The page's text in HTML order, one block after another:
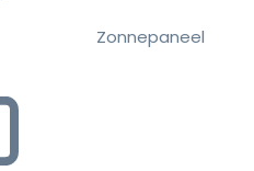
Zonnepaneel